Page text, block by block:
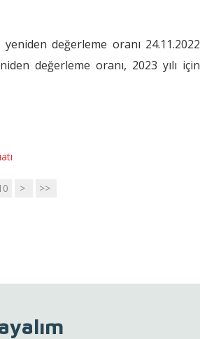
değerleme oranı 24.11.2022
değerleme oranı, 2023 yılı için
> >>